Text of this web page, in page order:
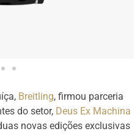
Breitling, firmou parceria
do setor, Deus Ex Machina
novas edições exclusivas